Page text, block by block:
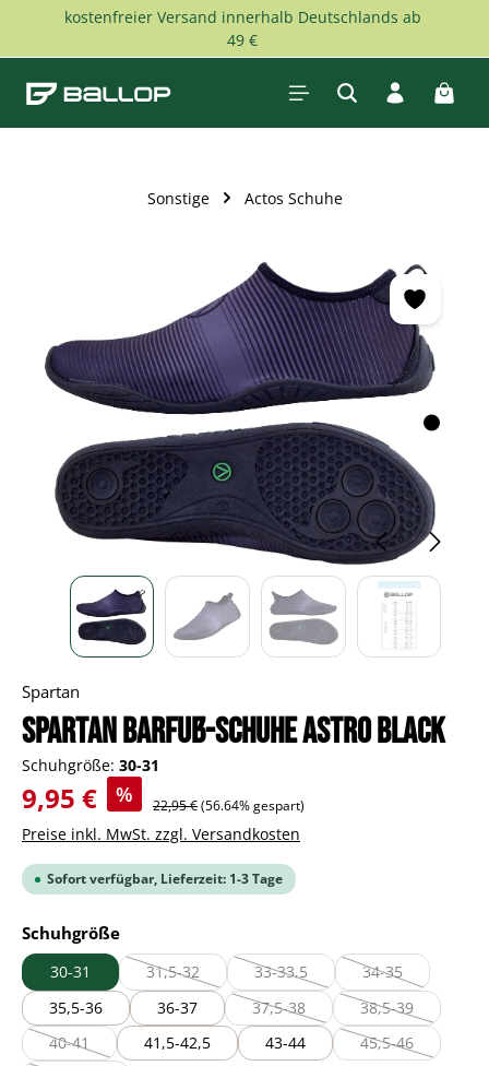
Zum Hauptinhalt springen
kostenfreier Versand innerhalb Deutschlands ab
49 €
Sonstige Actos Schuhe
Spartan
Spartan Barfuß-Schuhe Astro black
Schuhgröße: 30-31
Verkaufspreis:
9,95 € % Regulärer Preis:
22,95 €(56.64% gespart)
Preise inkl. MwSt. zzgl. Versandkosten
Sofort verfügbar, Lieferzeit: 1-3 Tage
Schuhgrößeauswählen
30-31 31,5-32
(Diese Option ist zurzeit nicht verfügbar.)
33-33,5
(Diese Option ist zurzeit nicht
34-35
(Diese Option
35,5-36 36-37 37,5-38
(Diese Option ist zurzeit nicht
38,5-39
(Diese Option
40-41
(Diese Option ist zurzeit nicht verfügbar.)
41,5-42,5 43-44 45,5-46
(Diese Option